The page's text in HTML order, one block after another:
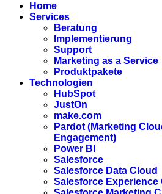
Home
Services
Beratung
Implementierung
Support
Marketing as a Service
Produktpakete
Technologien
HubSpot
JustOn
make.com
Pardot (Marketing
Engagement)
Power BI
Salesforce
Salesforce Data Cloud
Salesforce Experience